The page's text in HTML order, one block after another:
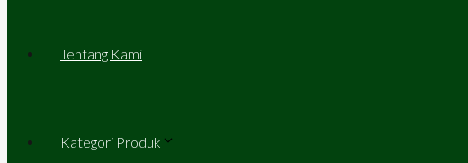
Tentang Kami
Kategori Produk